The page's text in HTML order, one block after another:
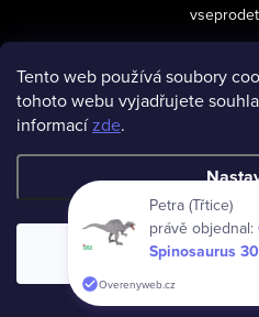
Tento web používá soubory
tohoto webu vyjadřujete
informacízde.
Copyright 2026www.vseprodeti.eu
Petra (Třtice)
právě objednal:
Spinosaurus
Overenyweb.cz